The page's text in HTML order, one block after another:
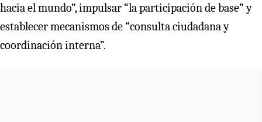
hacia el mundo”, impulsar “la participación de base” y
establecer mecanismos de “consulta ciudadana y
coordinación interna”.